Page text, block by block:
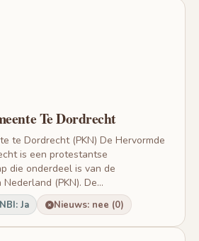
Te Dordrecht
te Dordrecht (PKN) De Hervormde
is een protestantse
die onderdeel is van de
(PKN). De...
Ja Nieuws: nee (0)